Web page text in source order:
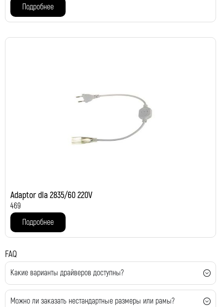
Подробнее
Adaptor dla 2835/60 220V
469
Подробнее
FAQ
Какие варианты драйверов доступны?
Можно ли заказать нестандартные размеры или рамы?